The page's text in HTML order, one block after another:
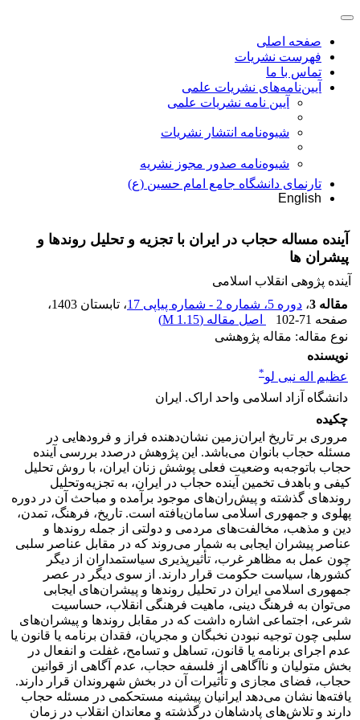
صفحه اصلی
فهرست نشریات
تماس با ما
آیین‌نامه‌های نشریات علمی
آیین نامه نشریات علمی
شیوه‌نامه انتشار نشریات
شیوهنامه صدور مجوز نشریه
تارنمای دانشگاه جامع امام حسین (ع)
English
آینده مساله حجاب در ایران با تجزیه و تحلیل روندها و
پیشران ها
آینده پژوهی انقلاب اسلامی
مقاله 3
، دوره 5، شماره 2 - شماره پیاپی 17 ، تابستان 1403
،
صفحه 102-71 اصل مقاله (1.15 M
)
نوع مقاله: مقاله پژوهشی
نویسنده
عظیم اله نبی لو*
دانشگاه آزاد اسلامی واحد اراک. ایران
چکیده
مروری بر تاریخ ایران‌زمین نشان‌دهنده فراز و فرودهایی در
مسئله حجاب بانوان می‌باشد. این پژوهش درصدد بررسی آینده
حجاب باتوجه‌به وضعیت فعلی پوشش زنان ایران، با روش تحلیل
کیفی و باهدف تخمین آینده حجاب در ایران، به تجزیه‌وتحلیل
روندهای گذشته و پیش‌ران‌های موجود برآمده و مباحث آن در دوره
پهلوی و جمهوری اسلامی سامان‌یافته است. تاریخ، فرهنگ، تمدن،
دین و مذهب، مخالفت‌های مردمی و دولتی از جمله روندها و
عناصر پیشران ایجابی به شمار می‌روند که در مقابل عناصر سلبی
چون عمل به مظاهر غرب، تأثیرپذیری سیاستمداران از دیگر
کشورها، سیاست حکومت قرار دارند. از سوی دیگر در عصر
جمهوری اسلامی ایران در تحلیل روندها و پیشران‌های ایجابی
می‌توان به فرهنگ دینی، ماهیت فرهنگی انقلاب، حساسیت
شرعی، اجتماعی اشاره داشت که در مقابل روندها و پیشران‌های
سلبی چون توجیه نبودن نخبگان و مجریان، فقدان برنامه یا قانون یا
عدم اجرای برنامه یا قانون، تساهل و تسامح، غفلت و انفعال در
بخش متولیان و ناآگاهی از فلسفه حجاب، عدم آگاهی از قوانین
حجاب، فضای مجازی و تأثیرات آن در بخش شهروندان قرار دارند.
یافته‌ها نشان می‌دهد ایرانیان پیشینه مستحکمی در مسئله حجاب
دارند و تلاش‌های پادشاهان درگذشته و معاندان انقلاب در زمان